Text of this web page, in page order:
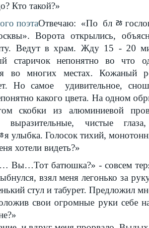
Кто такой?»
Отвечаю: «По блﾰ
Ворота открылись,
Ведут в храм. Жду 15 - 20
старичок непонятно во что
во многих местах. Кожаный
Но самое удивительное,
какого цвета. На одном
скобки из алюминиевой
вырази­тельные, чистые
улыбка. Голосок тихий,
хотели видеть?»
Вы…Тот батюшка?» - совсем
взял меня легонько за
стул и табурет. Предложил
свои огромные руки себе